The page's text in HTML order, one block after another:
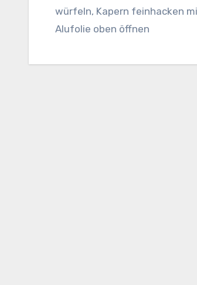
würfeln, Kapern feinhacken
Alufolie oben öffnen